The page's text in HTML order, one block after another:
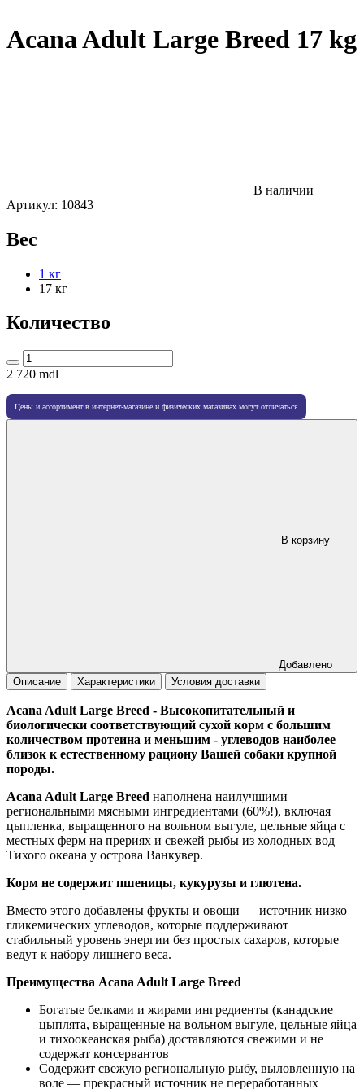
Acana Adult Large Breed 17 kg
В наличии
Артикул: 10843
Вес
1 кг
17 кг
Количество
2 720 mdl
Цены и ассортимент в интернет-магазине и физических магазинах могут отличаться
В корзину
Добавлено
Описание
Характеристики Условия доставки
Acana Adult Large Breed - Высокопитательный и
биологически соответствующий сухой корм с большим
количеством протеина и меньшим - углеводов наиболее
близок к естественному рациону Вашей собаки крупной
породы.
Acana Adult Large Breed наполнена наилучшими
региональными мясными ингредиентами (60%!), включая
цыпленка, выращенного на вольном выгуле, цельные яйца с
местных ферм на прериях и свежей рыбы из холодных вод
Тихого океана у острова Ванкувер.
Корм не содержит пшеницы, кукурузы и глютена.
Вместо этого добавлены фрукты и овощи — источник низко
гликемических углеводов, которые поддерживают
стабильный уровень энергии без простых сахаров, которые
ведут к набору лишнего веса.
Преимущества Acana Adult Large Breed
Богатые белками и жирами ингредиенты (канадские
цыплята, выращенные на вольном выгуле, цельные яйца
и тихоокеанская рыба) доставляются свежими и не
содержат консервантов
Содержит свежую региональную рыбу, выловленную на
воле — прекрасный источник не переработанных